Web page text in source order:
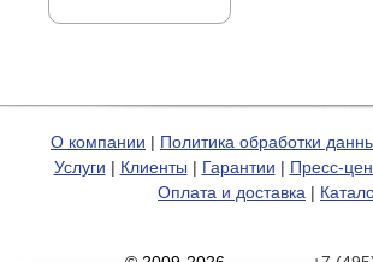
О компании | Политика обработки
Услуги | Клиенты | Гарантии | Пресс-
Оплата и доставка |